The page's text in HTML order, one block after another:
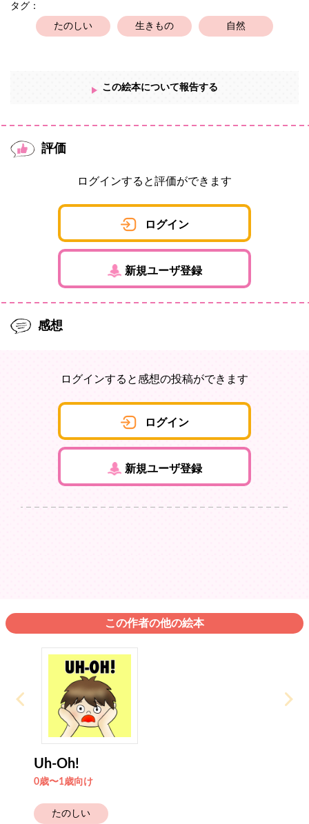
タグ：
たのしい 生きもの 自然
この絵本について報告する
評価
ログインすると評価ができます
ログイン
新規ユーザ登録
感想
ログインすると感想の投稿ができます
ログイン
新規ユーザ登録
この作者の他の絵本
Uh-Oh!
0歳〜1歳向け
たのしい